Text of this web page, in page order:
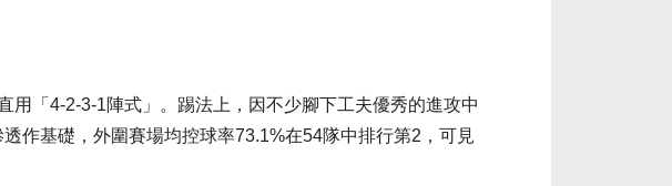
「4-2-3-1陣式」。踢法上，因不少腳下工夫優秀的進攻中
作基礎，外圍賽場均控球率73.1%在54隊中排行第2，可見